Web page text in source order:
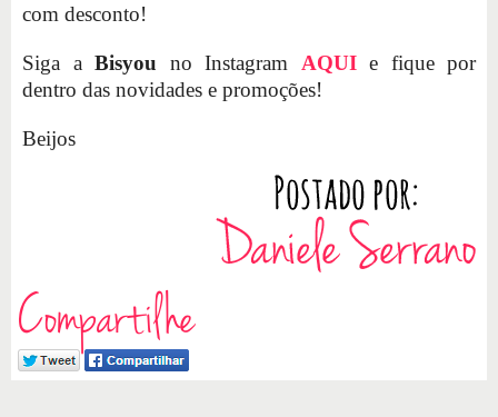
com desconto!
Siga a Bisyou no Instagram AQUI e fique por
dentro das novidades e promoções!
Beijos
Compartilhe